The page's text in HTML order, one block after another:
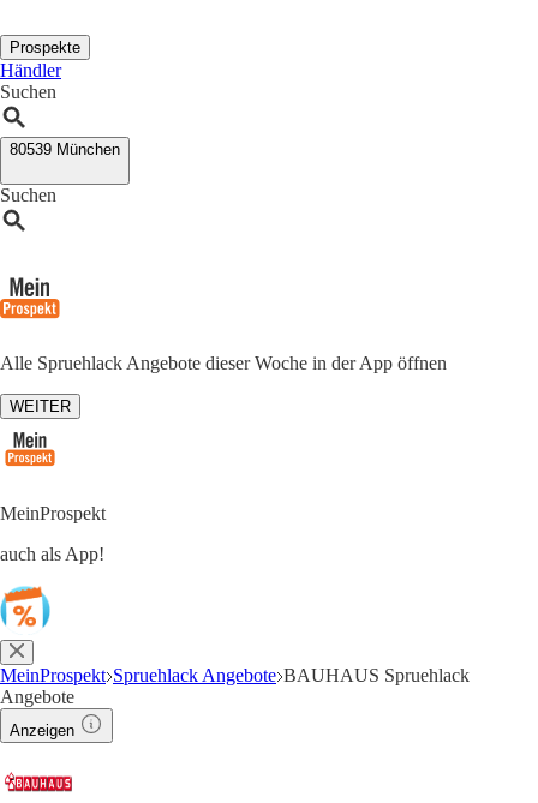
Prospekte
Händler
Suchen
80539 München
Suchen
Alle Spruehlack Angebote dieser Woche in der App öffnen
WEITER
MeinProspekt
auch als App!
MeinProspekt Spruehlack Angebote BAUHAUS Spruehlack
Angebote
Anzeigen